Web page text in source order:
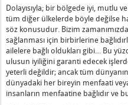
Birleştirmek”
Sevinç
Kutsallık Aralarında
23-26 Mayıs 2019
– Bağ Kurmanın Sevinci
Dolayısıyla; bir bölgede iyi, mutlu
tüm diğer ülkelerde böyle değilse
söz konusudur. Bizim
sağlanması için birbirlerine
ailelere bağlı oldukları gibi… Bu
ulusun iyiliğini garanti edecek
yeterli değildir; ancak tüm
dünyadaki her bireyin menfaati
insanların menfaatine bağlıdır ve